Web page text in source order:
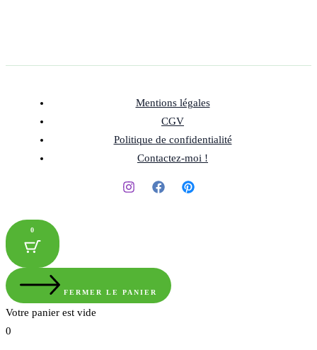
Mentions légales
CGV
Politique de confidentialité
Contactez-moi !
0
FERMER LE PANIER
Votre panier est vide
0